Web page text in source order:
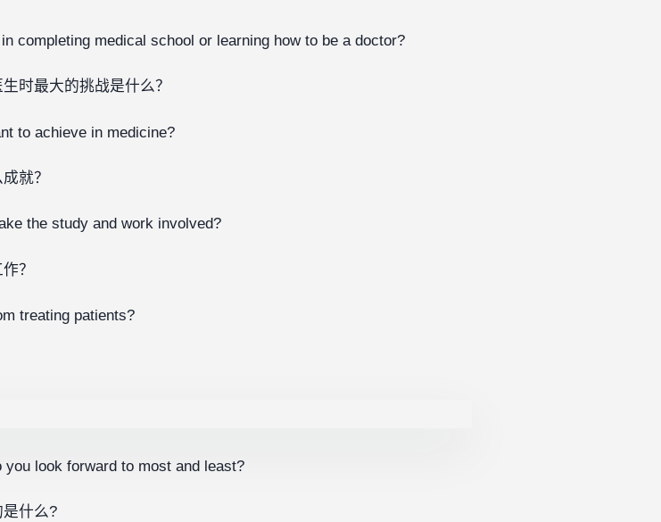
completing medical school or learning how to be a doctor?
时最大的挑战是什么？
to achieve in medicine?
就？
the study and work involved?
？
treating patients?
look forward to most and least?
什么?